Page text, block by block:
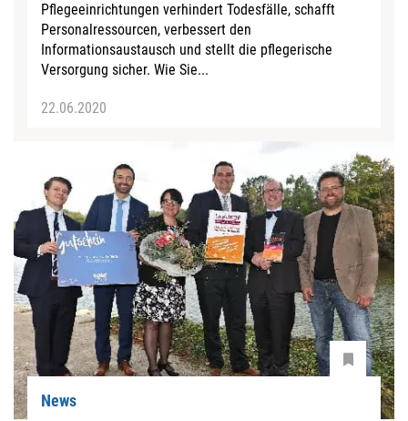
Pflegeeinrichtungen verhindert Todesfälle, schafft
Personalressourcen, verbessert den
Informationsaustausch und stellt die pflegerische
Versorgung sicher. Wie Sie...
22.06.2020
News